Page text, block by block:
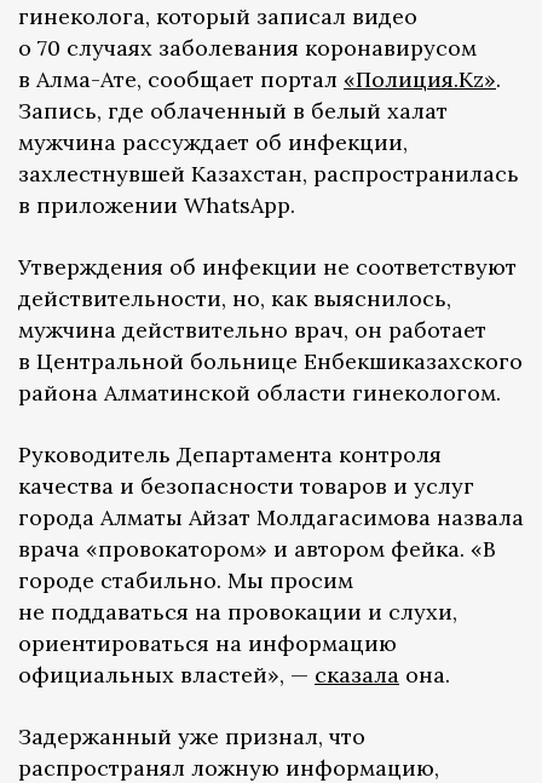
гинеколога, который записал видео
о 70 случаях заболевания коронавирусом
в Алма-Ате, сообщает портал «Полиция.Kz».
Запись, где облаченный в белый халат
мужчина рассуждает об инфекции,
захлестнувшей Казахстан, распространилась
в приложении WhatsApp.
Утверждения об инфекции не соответствуют
действительности, но, как выяснилось,
мужчина действительно врач, он работает
в Центральной больнице Енбекшиказахского
района Алматинской области гинекологом.
Руководитель Департамента контроля
качества и безопасности товаров и услуг
города Алматы Айзат Молдагасимова назвала
врача «провокатором» и автором фейка. «В
городе стабильно. Мы просим
не поддаваться на провокации и слухи,
ориентироваться на информацию
официальных властей», — сказала она.
Задержанный уже признал, что
распространял ложную информацию,